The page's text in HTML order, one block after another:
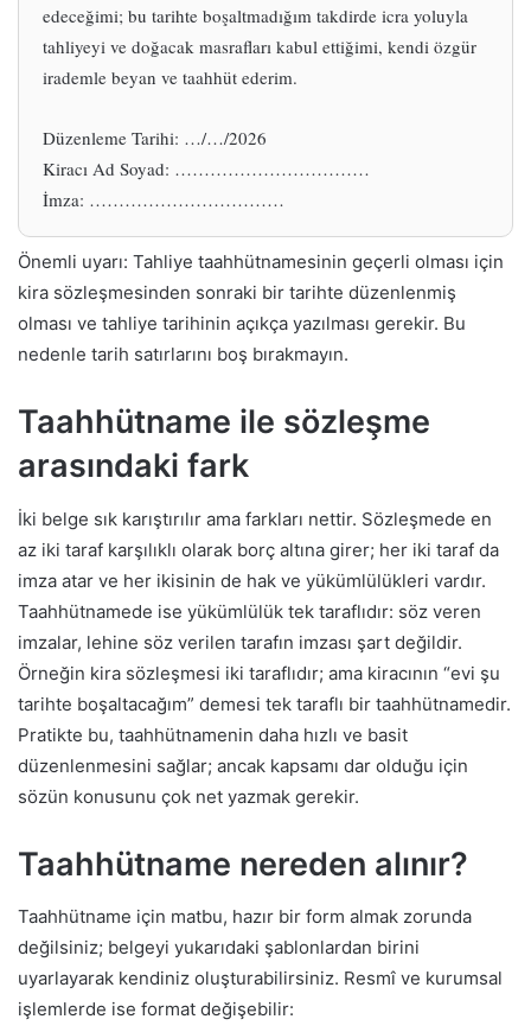
edeceğimi; bu tarihte boşaltmadığım takdirde icra yoluyla
tahliyeyi ve doğacak masrafları kabul ettiğimi, kendi özgür
irademle beyan ve taahhüt ederim.
Düzenleme Tarihi: …/…/2026
Kiracı Ad Soyad: ……………………………
İmza: ……………………………
Önemli uyarı: Tahliye taahhütnamesinin geçerli olması için
kira sözleşmesinden sonraki bir tarihte düzenlenmiş
olması ve tahliye tarihinin açıkça yazılması gerekir. Bu
nedenle tarih satırlarını boş bırakmayın.
Taahhütname ile sözleşme
arasındaki fark
İki belge sık karıştırılır ama farkları nettir. Sözleşmede en
az iki taraf karşılıklı olarak borç altına girer; her iki taraf da
imza atar ve her ikisinin de hak ve yükümlülükleri vardır.
Taahhütnamede ise yükümlülük tek taraflıdır: söz veren
imzalar, lehine söz verilen tarafın imzası şart değildir.
Örneğin kira sözleşmesi iki taraflıdır; ama kiracının “evi şu
tarihte boşaltacağım” demesi tek taraflı bir taahhütnamedir.
Pratikte bu, taahhütnamenin daha hızlı ve basit
düzenlenmesini sağlar; ancak kapsamı dar olduğu için
sözün konusunu çok net yazmak gerekir.
Taahhütname nereden alınır?
Taahhütname için matbu, hazır bir form almak zorunda
değilsiniz; belgeyi yukarıdaki şablonlardan birini
uyarlayarak kendiniz oluşturabilirsiniz. Resmî ve kurumsal
işlemlerde ise format değişebilir: